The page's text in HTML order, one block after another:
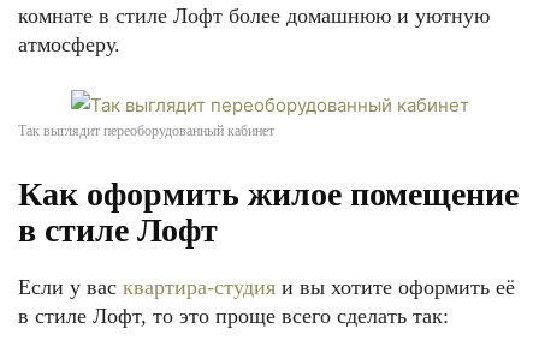
комнате в стиле Лофт более домашнюю и уютную
атмосферу.
Так выглядит переоборудованный кабинет
Как оформить жилое помещение
в стиле Лофт
Если у вас квартира-студия и вы хотите оформить её
в стиле Лофт, то это проще всего сделать так: